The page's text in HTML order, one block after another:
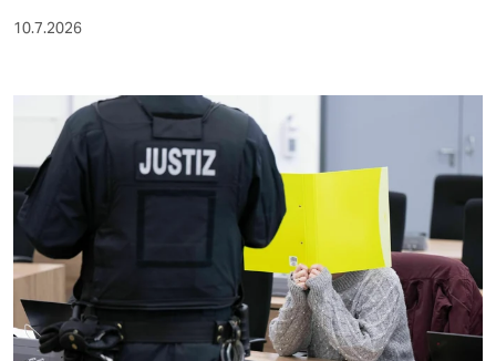
10.7.2026